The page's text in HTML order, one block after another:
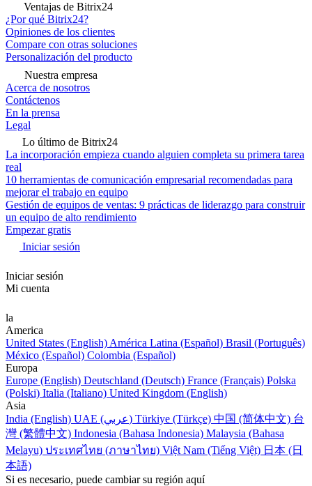
Ventajas de Bitrix24
¿Por qué Bitrix24?
Opiniones de los clientes
Compare con otras soluciones
Personalización del producto
Nuestra empresa
Acerca de nosotros
Contáctenos
En la prensa
Legal
Lo último de Bitrix24
La incorporación empieza cuando alguien completa su primera tarea
real
10 herramientas de comunicación empresarial recomendadas para
mejorar el trabajo en equipo
Gestión de equipos de ventas: 9 prácticas de liderazgo para construir
un equipo de alto rendimiento
Empezar gratis
Iniciar sesión
Iniciar sesión
Mi cuenta
la
America
United States (English) América Latina (Español) Brasil (Português)
México (Español) Colombia (Español)
Europa
Europe (English) Deutschland (Deutsch) France (Français) Polska
(Polski) Italia (Italiano) United Kingdom (English)
Asia
India (English)
UAE (عربي) Türkiye (Türkçe) 中国 (简体中文) 台
灣 (繁體中文) Indonesia (Bahasa Indonesia) Malaysia (Bahasa
Melayu) ประเทศไทย (ภาษาไทย) Việt Nam (Tiếng Việt) 日本 (日
本語)
Si es necesario, puede cambiar su región aquí